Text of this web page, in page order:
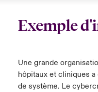
Exemple
Une grande
hôpitaux et cliniques
de système. Le